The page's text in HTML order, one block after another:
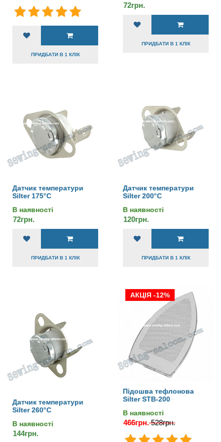
ПРИДБАТИ В 1 КЛІК
72грн.
ПРИДБАТИ В 1 КЛІК
Датчик температури
Silter 175°C
В наявності
72грн.
ПРИДБАТИ В 1 КЛІК
Датчик температури
Silter 200°C
В наявності
120грн.
ПРИДБАТИ В 1 КЛІК
Датчик температури
Silter 260°C
В наявності
144грн.
АКЦІЯ -12%
Підошва тефлонова
Silter STB-200
В наявності
466грн. 528грн.